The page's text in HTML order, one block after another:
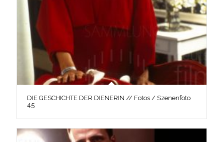
DIE GESCHICHTE DER DIENERIN // Fotos / Szenenfoto
45